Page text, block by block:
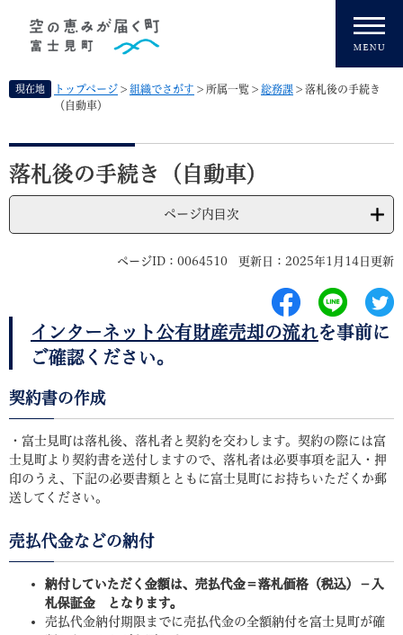
先
す
現在地 トップページ > 組織でさがす > 所属一覧 > 総務課 > 落札後の手続き
（自動車）
本
文
落札後の手続き（自動車）
ページ内目次
ページID：0064510 更新日：2025年1月14日更新
インターネット公有財産売却の流れを事前に
ご確認ください。
契約書の作成
・富士見町は落札後、落札者と契約を交わします。契約の際には富
士見町より契約書を送付しますので、落札者は必要事項を記入・押
印のうえ、下記の必要書類とともに富士見町にお持ちいただくか郵
送してください。
売払代金などの納付
納付していただく金額は、売払代金＝落札価格（税込）－入
札保証金 となります。
売払代金納付期限までに売払代金の全額納付を富士見町が確